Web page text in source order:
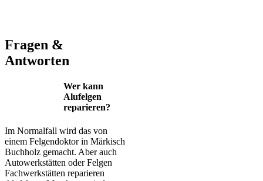
Fragen &
Antworten
Wer kann
Alufelgen
reparieren?
Im Normalfall wird das von
einem Felgendoktor in Märkisch
Buchholz gemacht. Aber auch
Autowerkstätten oder Felgen
Fachwerkstätten reparieren